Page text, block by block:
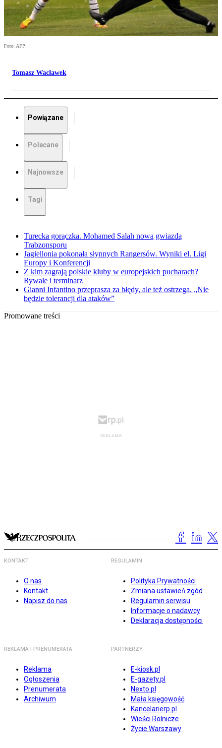
Foto: AFP
Tomasz Wacławek
Powiązane
Polecane
Najnowsze
Tagi
Turecka gorączka. Mohamed Salah nową gwiazdą
Trabzonsporu
Jagiellonia pokonała słynnych Rangersów. Wyniki el. Ligi
Europy i Konferencji
Z kim zagrają polskie kluby w europejskich pucharach?
Rywale i terminarz
Gianni Infantino przeprasza za błędy, ale też ostrzega. „Nie
będzie tolerancji dla ataków”
Promowane treści
KONTAKT
O nas
Kontakt
Napisz do nas
REGULAMIN
Polityka Prywatności
Zmiana ustawień zgód
Regulamin serwisu
Informacje o nadawcy
Deklaracja dostępności
REKLAMA I PRENUMERATA
Reklama
Ogłoszenia
Prenumerata
Archiwum
PARTNERZY
E-kiosk.pl
E-gazety.pl
Nexto.pl
Mała księgowość
Kancelarierp.pl
Wieści Rolnicze
Życie Warszawy